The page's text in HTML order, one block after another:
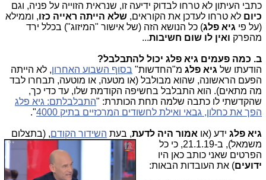
כתבי העיתון לא טרחו לבדוק ידיעה זו, שנראית הזוייה על פניה, וגם
כיום לא טרחו לעדכן את הקוראים, שלא הייתה ראייה כזו, וממילא
(על פי גיא פלג) כל הנושא הזה (של אישור "המיזוג") בכלל ירד
מהפרק ואין לו שום חשיבות...
ב. כמה פעמים גיא פלג יכול להתבלבל?
הודעתו של גיא פלג מ"החדשות" בסוף השבוע האחרון, לא הייתה
הפעם הראשונה, שהוא מבולבל (או מטעה, או מוטעה, תבחרו לבד
מה מתאים). הוא התבלבל בחשיפה הקודמת שלו, עד כדי כך,
שהקדשתי לו כתבה שלמה תחת הכותרת: "התבלבלתם: גיא פלג
הפך את כחלון, גבאי ואילת לחשודים המרכזיים בתיק 4000
".
גיא פלג ידע (או אמור היה לדעת, בעת השידור הקודם, (בתצלום
משמ
אל), ב-21.1.19, כי כל
הפרטים שאני כותב כאן היו
ידועים) את העובדות הבאות: